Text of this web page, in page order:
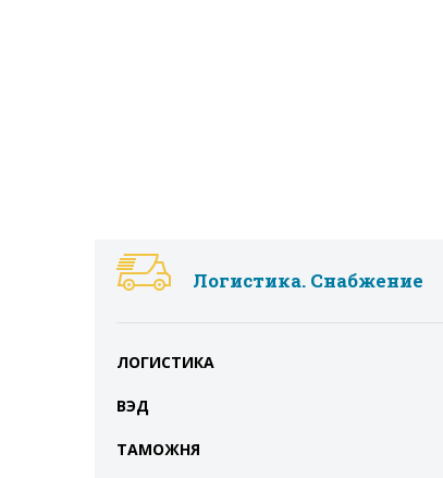
Логистика. Снабжение
ЛОГИСТИКА
ВЭД
ТАМОЖНЯ